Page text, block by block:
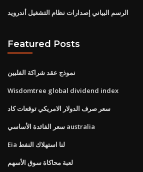
الرسم البياني إصدارات نظام التشغيل أندرويد
Featured Posts
نموذج عقد شراكة الفلبين
Wisdomtree global dividend index
سعر صرف الدولار الامريكي توقعات كاد
سعر الفائدة الأساسي australia
Eia لنا استهلاك النفط
لعبة محاكاة سوق الأسهم